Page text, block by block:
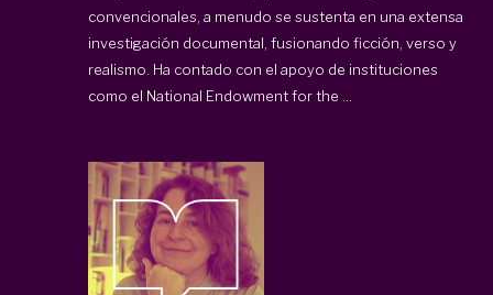
convencionales, a menudo se sustenta en una extensa
investigación documental, fusionando ficción, verso y
realismo. Ha contado con el apoyo de instituciones
como el National Endowment for the ...